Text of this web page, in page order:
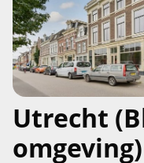
Utrecht